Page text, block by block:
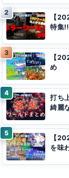
【
特集!!
【
め
打ち
綺麗
【
を味